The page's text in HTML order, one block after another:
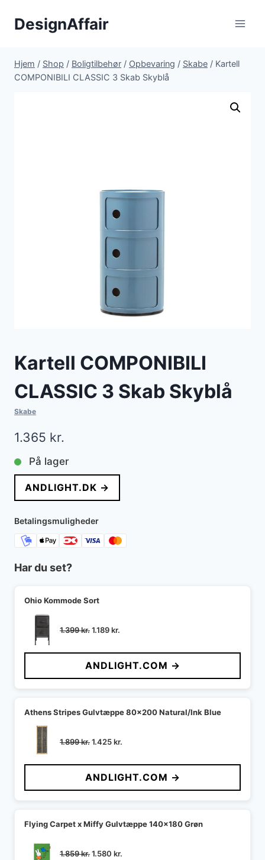
DesignAffair
Hjem / Shop / Boligtilbehør / Opbevaring / Skabe / Kartell
COMPONIBILI CLASSIC 3 Skab Skyblå
Kartell COMPONIBILI
CLASSIC 3 Skab Skyblå
Skabe
1.365 kr.
På lager
ANDLIGHT.DK →
Betalingsmuligheder
Har du set?
Ohio Kommode Sort
1.399kr.Den
pris
var:
1.399 kr..
1.189kr.
pris
er:
1.189 kr..
ANDLIGHT.COM →
Athens Stripes Gulvtæppe 80x200 Natural/Ink Blue
1.899kr.Den
pris
var:
1.899 kr..
1.425kr.
pris
er:
1.425 kr..
ANDLIGHT.COM →
Flying Carpet x Miffy Gulvtæppe 140x180 Grøn
1.859kr.Den
1.580 kr.